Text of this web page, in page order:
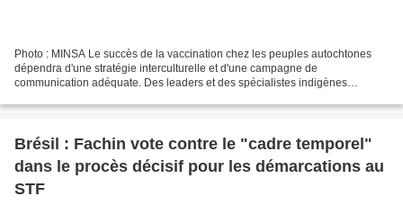
Photo : MINSA Le succès de la vaccination chez les peuples autochtones
dépendra d'une stratégie interculturelle et d'une campagne de
communication adéquate. Des leaders et des spécialistes indigènes
Brésil : Fachin vote contre le "cadre temporel"
dans le procès décisif pour les démarcations au
STF